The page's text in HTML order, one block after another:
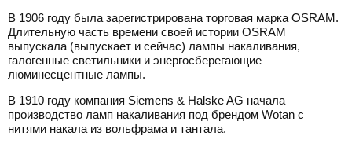
В 1906 году была зарегистрирована торговая марка OSRAM.
Длительную часть времени своей истории OSRAM
выпускала (выпускает и сейчас) лампы накаливания,
галогенные светильники и энергосберегающие
люминесцентные лампы.
В 1910 году компания Siemens & Halske AG начала
производство ламп накаливания под брендом Wotan с
нитями накала из вольфрама и тантала.